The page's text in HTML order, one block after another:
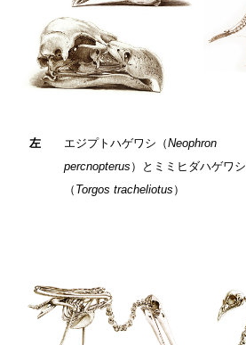
左 エジプトハゲワシ（Neophron
percnopterus ）とミミヒダハゲワシ
（ Torgos tracheliotus ）